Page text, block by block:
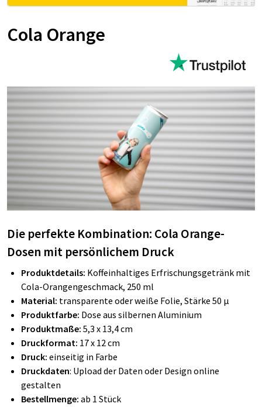
Cola Orange
Die perfekte Kombination: Cola Orange-
Dosen mit persönlichem Druck
Produktdetails: Koffeinhaltiges Erfrischungsgetränk mit
Cola-Orangengeschmack, 250 ml
Material: transparente oder weiße Folie, Stärke 50 µ
Produktfarbe: Dose aus silbernen Aluminium
Produktmaße: 5,3 x 13,4 cm
Druckformat: 17 x 12 cm
Druck: einseitig in Farbe
Druckdaten: Upload der Daten oder Design online
gestalten
Bestellmenge: ab 1 Stück